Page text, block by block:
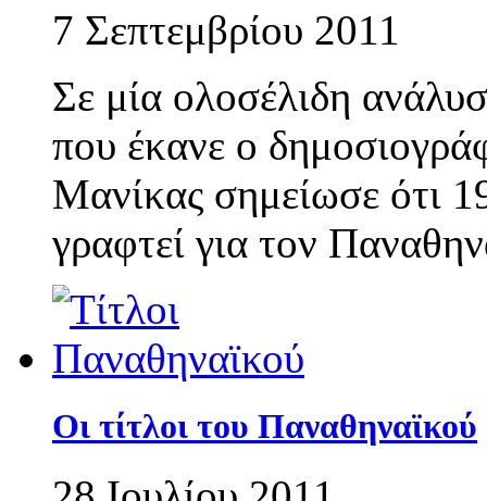
7 Σεπτεμβρίου 2011
Σε μία ολοσέλιδη
που έκανε ο
Μανίκας σημείωσε ότι
γραφτεί για τον
Οι τίτλοι του Παναθηναϊκού